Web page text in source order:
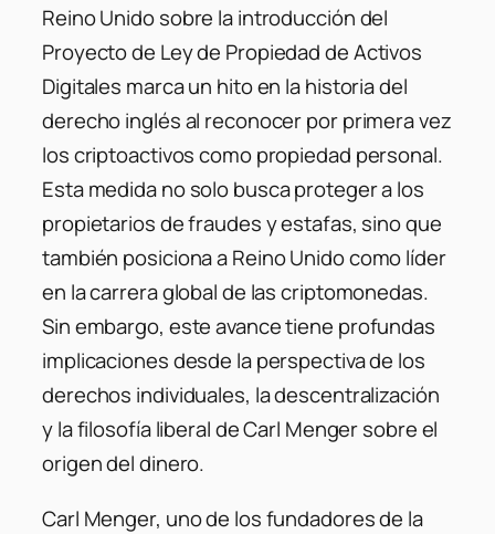
Reino Unido sobre la introducción del
Proyecto de Ley de Propiedad de Activos
Digitales marca un hito en la historia del
derecho inglés al reconocer por primera vez
los criptoactivos como propiedad personal.
Esta medida no solo busca proteger a los
propietarios de fraudes y estafas, sino que
también posiciona a Reino Unido como líder
en la carrera global de las criptomonedas.
Sin embargo, este avance tiene profundas
implicaciones desde la perspectiva de los
derechos individuales, la descentralización
y la filosofía liberal de Carl Menger sobre el
origen del dinero.
Carl Menger, uno de los fundadores de la